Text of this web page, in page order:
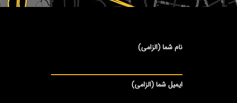
نام شما (الزامی)
ایمیل شما (الزامی)